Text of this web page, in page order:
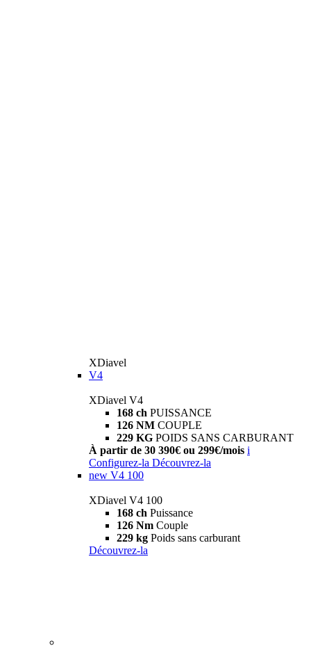
XDiavel
V4
XDiavel V4
168 ch PUISSANCE
126 NM COUPLE
229 KG POIDS SANS CARBURANT
À partir de 30 390€ ou 299€/mois i
Configurez-la Découvrez-la
new V4 100
XDiavel V4 100
168 ch Puissance
126 Nm Couple
229 kg Poids sans carburant
Découvrez-la